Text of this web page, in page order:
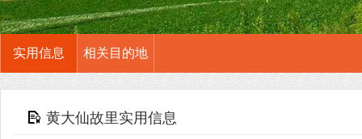
实用信息 相关目的地
黄大仙故里实用信息